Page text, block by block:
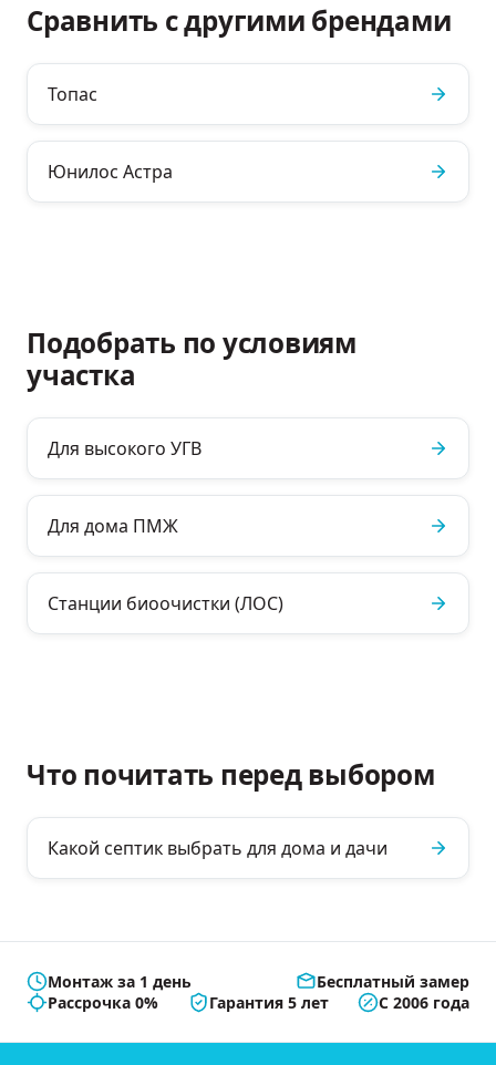
Сравнить с другими брендами
Топас
Юнилос Астра
Подобрать по условиям
участка
Для высокого УГВ
Для дома ПМЖ
Станции биоочистки (ЛОС)
Что почитать перед выбором
Какой септик выбрать для дома и дачи
Монтаж за 1 день
Бесплатный замер
Рассрочка 0%
Гарантия 5 лет С 2006 года